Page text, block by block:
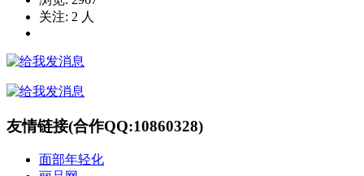
关注: 2 人
友情链接(合作QQ:10860328)
面部年轻化